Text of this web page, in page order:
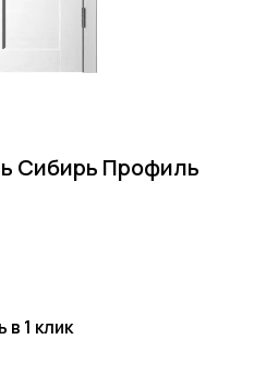
Сибирь Профиль
в 1 клик